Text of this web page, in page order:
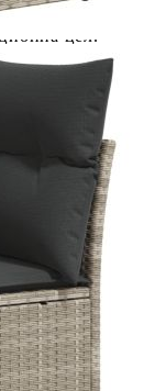
цел.
"Добави в
изберете броя
цел.
"Добави в
изберете броя
цел.
"Добави в
изберете броя
плаща
и